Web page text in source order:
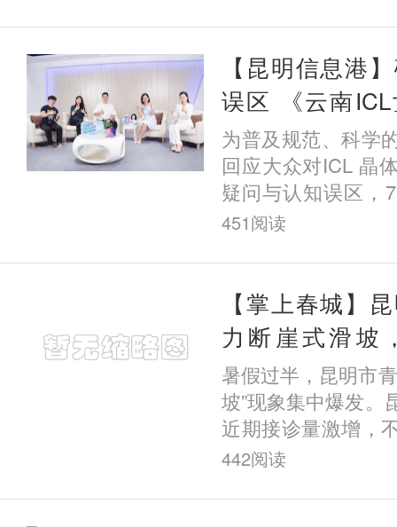
长期
【昆明信息港
误区 《云南
秘“那些做了
么样了”》系列
为普及规范、科学
回应大众对ICL 晶
疑问与认知误区，
信息港与昆明艾维
了I
451阅读
【掌上春城】
力断崖式滑坡
醒：近视不可逆
暑假过半，昆明市
坡”现象集中爆发。
近期接诊量激增，
定的孩子出现度数
市
442阅读